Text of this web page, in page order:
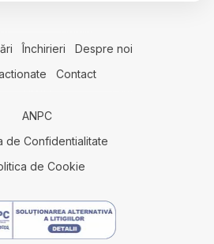
Grigorescu
Napoca
Napoca Buna-Ziua
Închirieri
Despre noi
Contact
ANPC
de Confidentialitate
de Cookie